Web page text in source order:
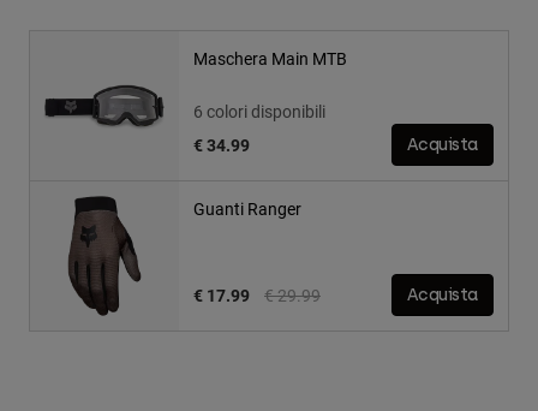
Maschera Main MTB
6 colori disponibili
€ 34.99
Acquista
Guanti Ranger
Price reduced from
€ 29.99to
€ 17.99 Acquista